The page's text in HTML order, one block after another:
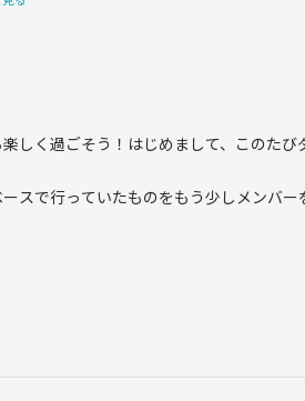
しく過ごそう！はじめまして、このたび
スで行っていたものをもう少しメンバ
いう人には物足りないと思います。
を行うつもりもないので、来たいときに
ダーツバーやバグース、Beeなどで実施